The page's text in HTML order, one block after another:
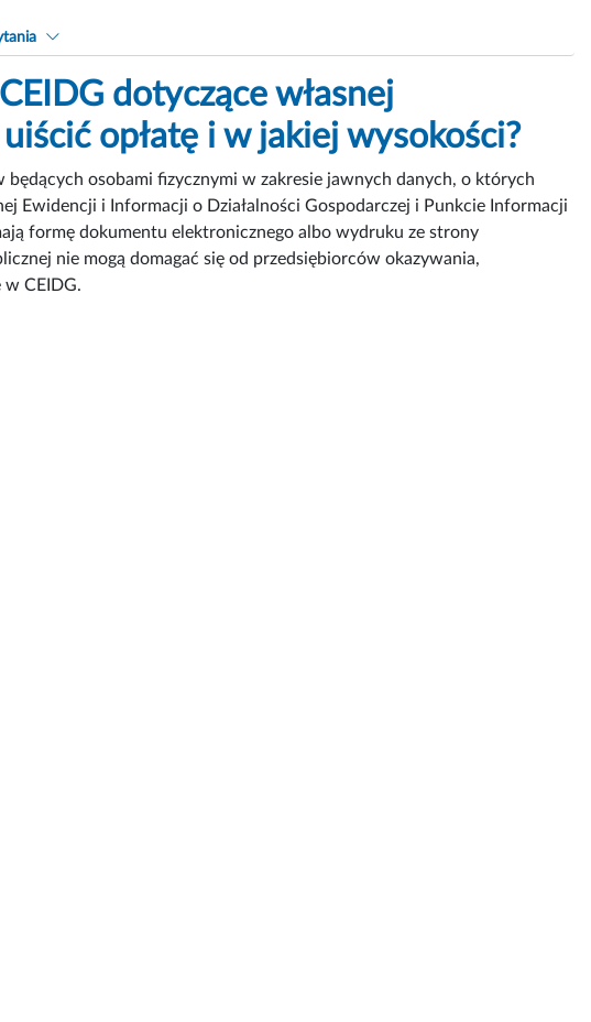
dotyczące własnej
opłatę i w jakiej wysokości?
osobami fizycznymi w zakresie jawnych danych, o których
Ewidencji i Informacji o Działalności Gospodarczej i Punkcie Informacji
formę dokumentu elektronicznego albo wydruku ze strony
nie mogą domagać się od przedsiębiorców okazywania,
w CEIDG.